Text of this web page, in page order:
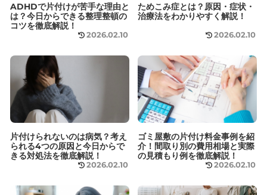
ADHDで片付けが苦手な理由と
は？今日からできる整理整頓の
コツを徹底解説！
2026.02.10
ためこみ症とは？原因・症状・
治療法をわかりやすく解説！
2026.02.10
片付けられないのは病気？考え
られる4つの原因と今日からで
きる対処法を徹底解説！
2026.02.10
ゴミ屋敷の片付け料金事例を紹
介！間取り別の費用相場と実際
の見積もり例を徹底解説！
2026.02.10